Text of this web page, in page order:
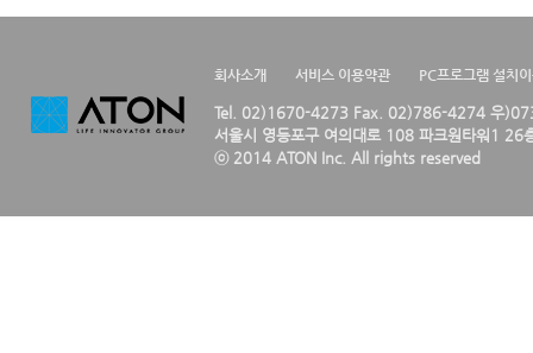
회사소개 서비스 이용약관 PC프로그램 설치
Tel. 02)1670-4273 Fax. 02)786-4274 우
서울시 영등포구 여의대로 108 파크원타워1 26
ⓒ 2014 ATON Inc. All rights reserved